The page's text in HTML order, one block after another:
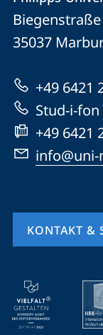
und
zur
Website
Philipps-
Universität
Marburg
35037
+49 6421
Stud-i-fon
+49 6421
KONTAKT &
Mobile-
Service-
Navigation